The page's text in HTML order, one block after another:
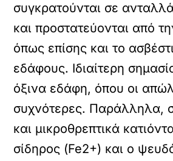
συγκρατούνται σε
και προστατεύονται από
όπως επίσης και το
εδάφους. Ιδιαίτερη
όξινα εδάφη, όπου οι
συχνότερες. Παράλληλα,
και μικροθρεπτικά
σίδηρος (Fe2+) και ο